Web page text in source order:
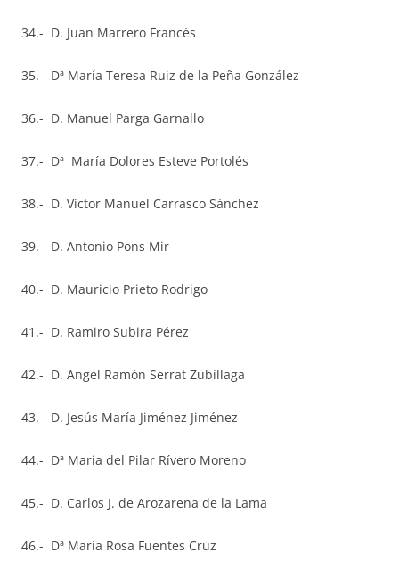
34.- D. Juan Marrero Francés
35.- Dª María Teresa Ruiz de la Peña González
36.- D. Manuel Parga Garnallo
37.- Dª María Dolores Esteve Portolés
38.- D. Víctor Manuel Carrasco Sánchez
39.- D. Antonio Pons Mir
40.- D. Mauricio Prieto Rodrigo
41.- D. Ramiro Subira Pérez
42.- D. Angel Ramón Serrat Zubíllaga
43.- D. Jesús María Jiménez Jiménez
44.- Dª Maria del Pilar Rívero Moreno
45.- D. Carlos J. de Arozarena de la Lama
46.- Dª María Rosa Fuentes Cruz